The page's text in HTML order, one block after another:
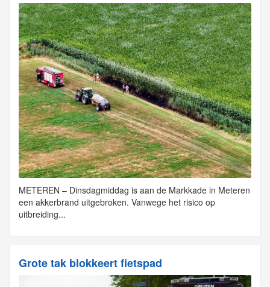
METEREN – Dinsdagmiddag is aan de Markkade in Meteren
een akkerbrand uitgebroken. Vanwege het risico op
uitbreiding...
Grote tak blokkeert fietspad